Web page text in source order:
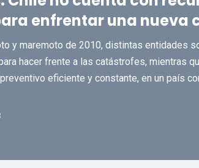
enfrentar una nueva
y maremoto de 2010, distintas entidades
hacer frente a las catástrofes, mientras
eficiente y constante, en un país